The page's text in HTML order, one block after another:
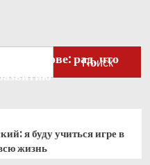
Поиск
Ахтямове: рад, что
я буду учиться игре в
жизнь